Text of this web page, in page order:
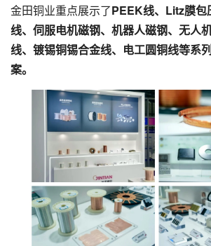
金田铜业重点展示了PEEK线、Litz膜包
线、伺服电机磁钢、机器人磁钢、无人
线、镀锡铜锡合金线、 电工圆铜线等系
案。